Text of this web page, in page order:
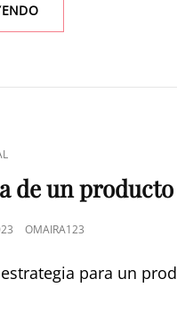
de un producto
OMAIRA123
para un